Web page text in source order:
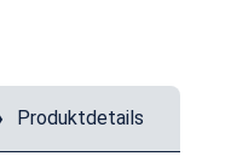
Produktdetails